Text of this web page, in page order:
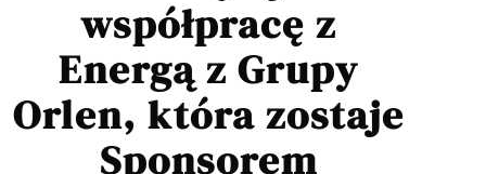
współpracę z
Energą z Grupy
Orlen, która zostaje
Sponsorem